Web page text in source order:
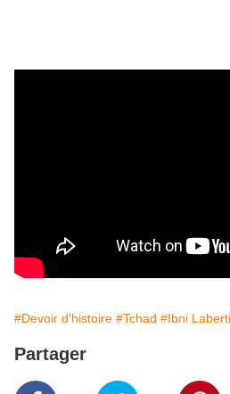
#Devoir d'histoire #Tchad #Ibni
Partager